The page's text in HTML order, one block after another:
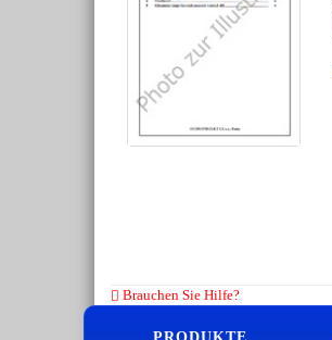
Brauchen Sie Hilfe?